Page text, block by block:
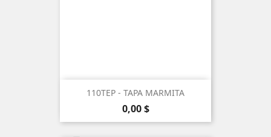
110TEP - TAPA MARMITA
Precio
0,00 $